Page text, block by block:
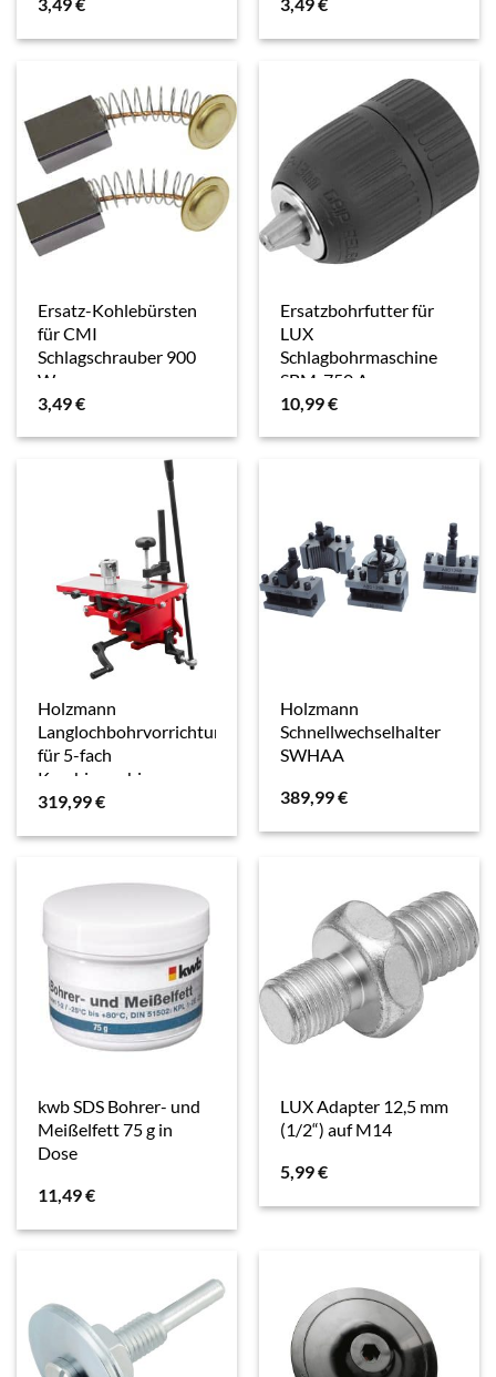
3,49€
3,49€
Ersatz-Kohlebürsten
für CMI
Schlagschrauber 900
W
3,49€
Ersatzbohrfutter für
LUX
Schlagbohrmaschine
SBM-750 A
10,99€
Holzmann
Langlochbohrvorrichtung
für 5-fach
Kombimaschine
K5260LLL
319,99€
Holzmann
Schnellwechselhalter
SWHAA
389,99€
kwb SDS Bohrer- und
Meißelfett 75 g in
Dose
11,49€
LUX Adapter 12,5 mm
(1/2“) auf M14
5,99€